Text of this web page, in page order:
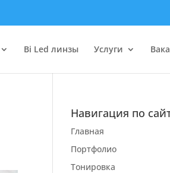
Bi Led линзы Услуги
Навигация по
Главная
Портфолио
Тонировка